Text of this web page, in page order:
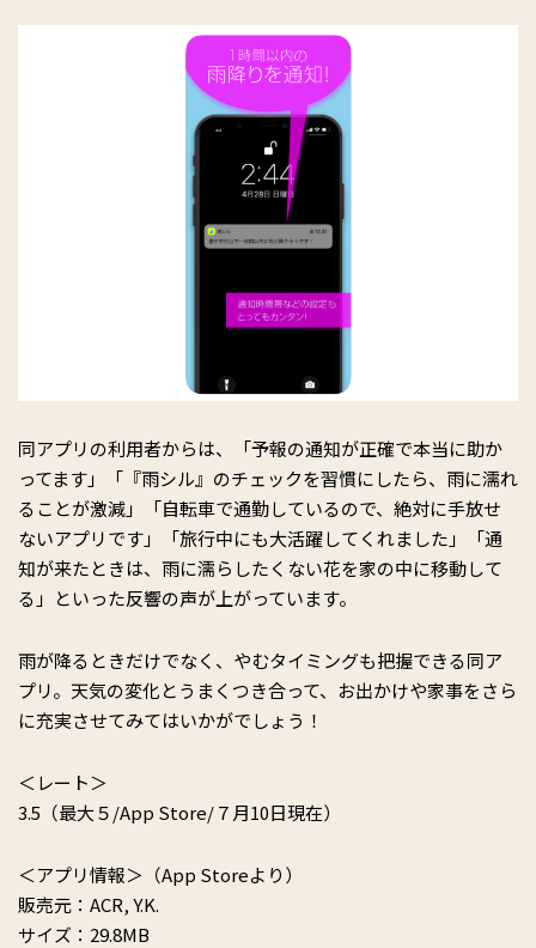
同アプリの利用者からは、「予報の通知が正確で本当に助か
ってます」「『雨シル』のチェックを習慣にしたら、雨に濡れ
ることが激減」「自転車で通勤しているので、絶対に手放せ
ないアプリです」「旅行中にも大活躍してくれました」「通
知が来たときは、雨に濡らしたくない花を家の中に移動して
る」といった反響の声が上がっています。
雨が降るときだけでなく、やむタイミングも把握できる同ア
プリ。天気の変化とうまくつき合って、お出かけや家事をさら
に充実させてみてはいかがでしょう！
＜レート＞
3.5（最大５/App Store/７月10日現在）
＜アプリ情報＞（App Storeより）
販売元：ACR, Y.K.
サイズ：29.8MB